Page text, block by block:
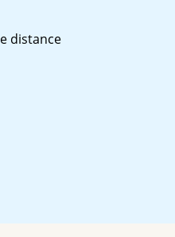
distance